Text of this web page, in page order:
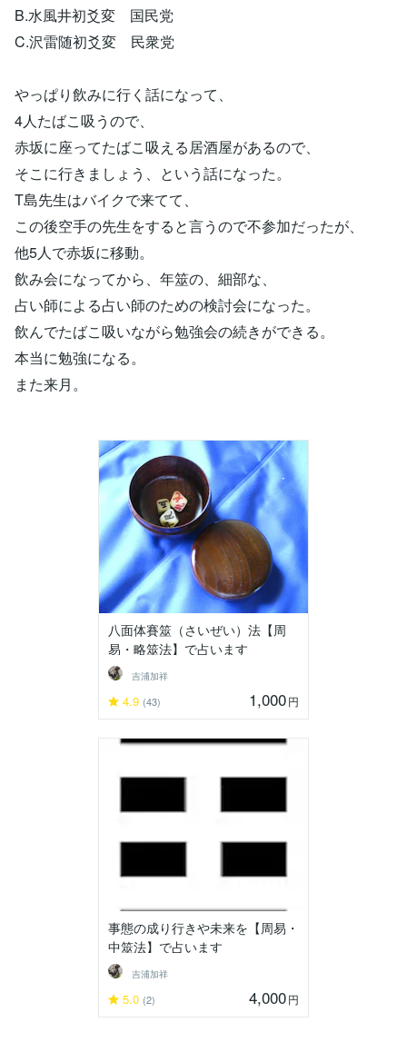
B.水風井初爻変 国民党
C.沢雷随初爻変 民衆党
やっぱり飲みに行く話になって、
4人たばこ吸うので、
赤坂に座ってたばこ吸える居酒屋があるので、
そこに行きましょう、という話になった。
T島先生はバイクで来てて、
この後空手の先生をすると言うので不参加だったが、
他5人で赤坂に移動。
飲み会になってから、年筮の、細部な、
占い師による占い師のための検討会になった。
飲んでたばこ吸いながら勉強会の続きができる。
本当に勉強になる。
また来月。
八面体賽筮（さいぜい）法【周
易・略筮法】で占います
吉浦加祥
4.9 (43) 1,000円
事態の成り行きや未来を【周易・
中筮法】で占います
吉浦加祥
5.0 (2) 4,000円